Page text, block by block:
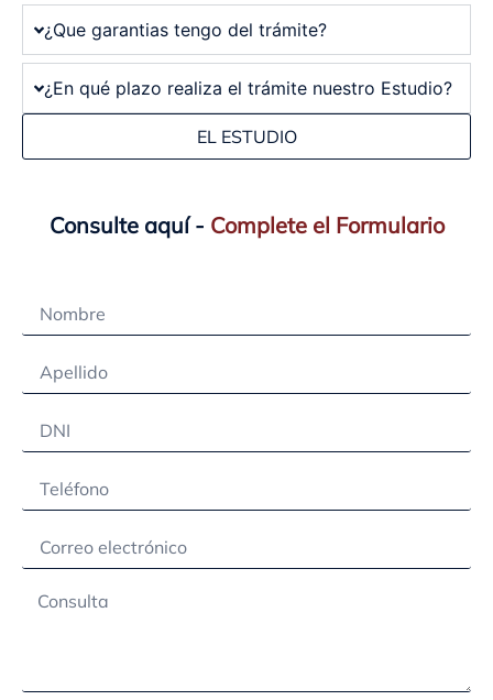
¿Que garantias tengo del trámite?
¿En qué plazo realiza el trámite nuestro Estudio?
EL ESTUDIO
Consulte aquí - Complete el Formulario